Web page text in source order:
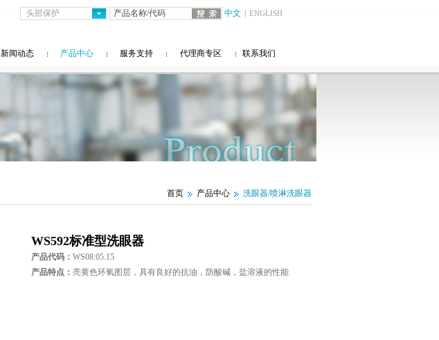
头部保护 中文 ENGLISH
新闻动态 产品中心 服务支持 代理商专区 联系我们
首页 产品中心 洗眼器/喷淋洗眼器
WS592标准型洗眼器
产品代码： WS08.05.15
产品特点： 亮黄色环氧图层，具有良好的抗油，防酸碱，盐溶液的性能